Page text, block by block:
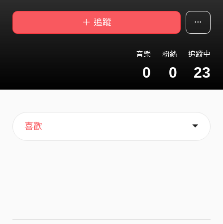
＋ 追蹤
音樂
0
粉絲
0
追蹤中
23
主頁
喜歡
關於